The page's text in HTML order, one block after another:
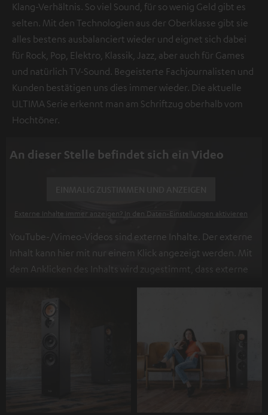
Klang-Verhältnis. So viel Sound, für so wenig Geld gibt es
selten. Mit den Technologien aus der Oberklasse gibt sie
alles bestens ausbalanciert wieder und eignet sich dabei
für Rock, Pop, Elektro, Klassik, Jazz, aber auch für Games
und natürlich TV-Sound. Begeisterte Fachjournalisten und
Kunden bestätigen uns dies immer wieder. Die aktuelle
ULTIMA Serie erkennt man am Schriftzug oberhalb vom
Hochtöner.
An dieser Stelle befindet sich ein Video
Externe Inhalte immer anzeigen? In den Daten‑Einstellungen aktivieren
YouTube-/Vimeo-Videos sind externe Inhalte. Der externe
Inhalt kann hier mit nur einem Klick angezeigt werden. Mit
dem Anklicken des Inhalts wird zugestimmt, dass externe
Inhalte angezeigt werden. Dabei können
personenbezogene Daten an Drittplattformen
übermittelt werden.
Datenschutzerklärung unter I zu finden